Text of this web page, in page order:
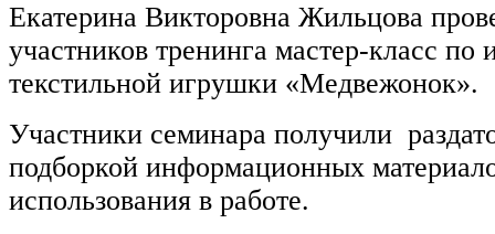
Екатерина Викторовна Жильцова
участников тренинга мастер-класс по
текстильной игрушки «Медвежонок».
Участники семинара получили
подборкой информационных
использования в работе.